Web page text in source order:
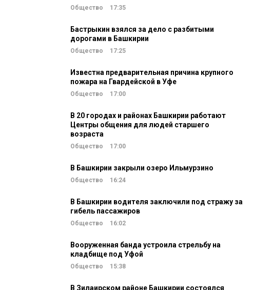
Общество 17:35
Бастрыкин взялся за дело с разбитыми
дорогами в Башкирии
Общество 17:25
Известна предварительная причина крупного
пожара на Гвардейской в Уфе
Общество 17:00
В 20 городах и районах Башкирии работают
Центры общения для людей старшего
возраста
Общество 17:00
В Башкирии закрыли озеро Ильмурзино
Общество 16:24
В Башкирии водителя заключили под стражу за
гибель пассажиров
Общество 16:02
Вооруженная банда устроила стрельбу на
кладбище под Уфой
Общество 15:38
В Зилаирском районе Башкирии состоялся